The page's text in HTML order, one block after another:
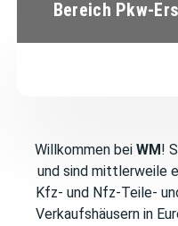
Bereich Pkw-
Willkommen bei WM!
und sind mittlerweile
Kfz- und Nfz-Teile-
Verkaufshäusern in